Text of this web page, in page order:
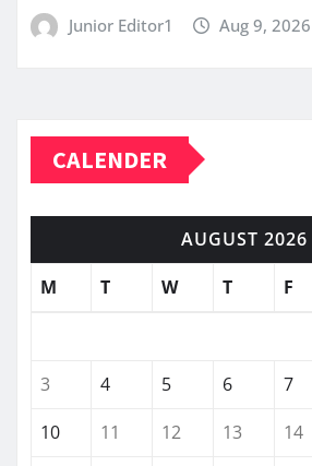
Junior Editor1 Aug 9, 2026
CALENDER
AUGUST 2026
M
T W T F
3
4 5 6 7
10
11 12 13 14